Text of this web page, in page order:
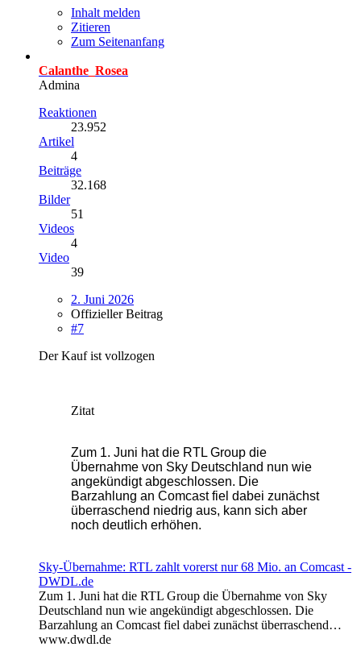
Inhalt melden
Zitieren
Zum Seitenanfang
Calanthe_Rosea
Admina
Reaktionen
23.952
Artikel
4
Beiträge
32.168
Bilder
51
Videos
4
Video
39
2. Juni 2026
Offizieller Beitrag
#7
Der Kauf ist vollzogen
Zitat
Zum 1. Juni hat die RTL Group die
Übernahme von Sky Deutschland nun wie
angekündigt abgeschlossen. Die
Barzahlung an Comcast fiel dabei zunächst
überraschend niedrig aus, kann sich aber
noch deutlich erhöhen.
Sky-Übernahme: RTL zahlt vorerst nur 68 Mio. an Comcast -
DWDL.de
Zum 1. Juni hat die RTL Group die Übernahme von Sky
Deutschland nun wie angekündigt abgeschlossen. Die
Barzahlung an Comcast fiel dabei zunächst überraschend…
www.dwdl.de